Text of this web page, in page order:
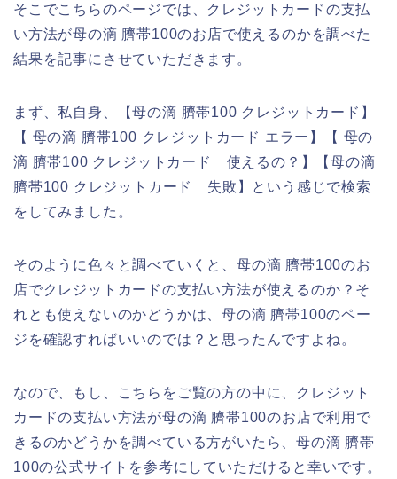
そこでこちらのページでは、クレジットカードの支払
い方法が母の滴 臍帯100のお店で使えるのかを調べた
結果を記事にさせていただきます。
まず、私自身、【母の滴 臍帯100 クレジットカード】
【 母の滴 臍帯100 クレジットカード エラー】【 母の
滴 臍帯100 クレジットカード 使えるの？】【母の滴
臍帯100 クレジットカード 失敗】という感じで検索
をしてみました。
そのように色々と調べていくと、母の滴 臍帯100のお
店でクレジットカードの支払い方法が使えるのか？そ
れとも使えないのかどうかは、母の滴 臍帯100のペー
ジを確認すればいいのでは？と思ったんですよね。
なので、もし、こちらをご覧の方の中に、クレジット
カードの支払い方法が母の滴 臍帯100のお店で利用で
きるのかどうかを調べている方がいたら、母の滴 臍帯
100の公式サイトを参考にしていただけると幸いです。